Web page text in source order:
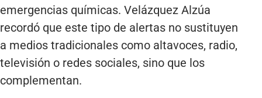
emergencias químicas. Velázquez Alzúa
recordó que este tipo de alertas no sustituyen
a medios tradicionales como altavoces, radio,
televisión o redes sociales, sino que los
complementan.